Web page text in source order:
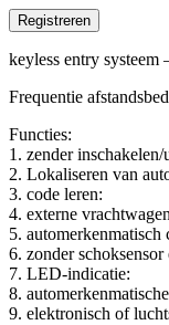
Registreren
keyless entry
Frequentie
Functies:
1. zender inschakelen/
2. Lokaliseren van
3. code leren:
4. externe
5. automerkenmatisch
6. zonder
7. LED-indicatie:
8.
9. elektronisch of